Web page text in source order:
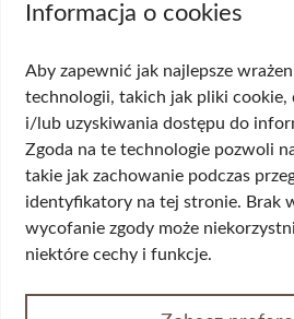
Cytologia płynna cienkowarstwowa (LBC
HPV DNA HR 14 genotypów
Biopsja cienkoigłowa tarczycy
USG układu moczowego
Wskazania
Wypadanie włosów
Przerost piersi (ginekomastia)
Korekta płci
Informacja o cookies
Aby zapewnić jak najlepsze
technologii, takich jak pliki cookie,
i/lub uzyskiwania dostępu do
Zgoda na te technologie pozwoli
takie jak zachowanie podczas
identyfikatory na tej stronie. Brak
wycofanie zgody może
niektóre cechy i funkcje.